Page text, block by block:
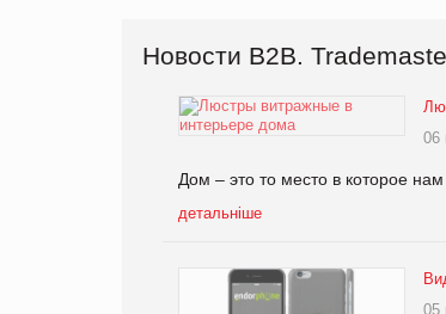
Новости В2В.
06
Дом – это то место в которое
детальніше
05